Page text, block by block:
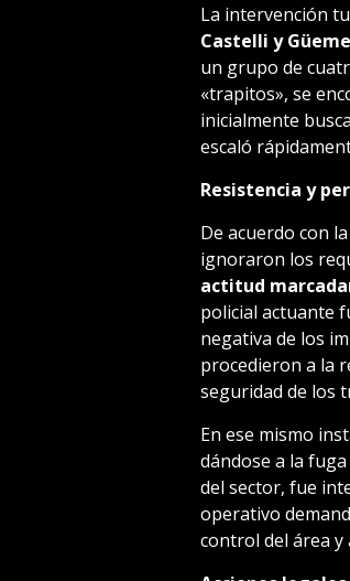
La intervención
Castelli y
un grupo de
«trapitos», se
inicialmente
escaló
Resistencia y
De acuerdo con
ignoraron los
actitud
policial actuante
negativa de los
procedieron a la
seguridad de los
En ese mismo
dándose a la
del sector, fue
operativo
control del área